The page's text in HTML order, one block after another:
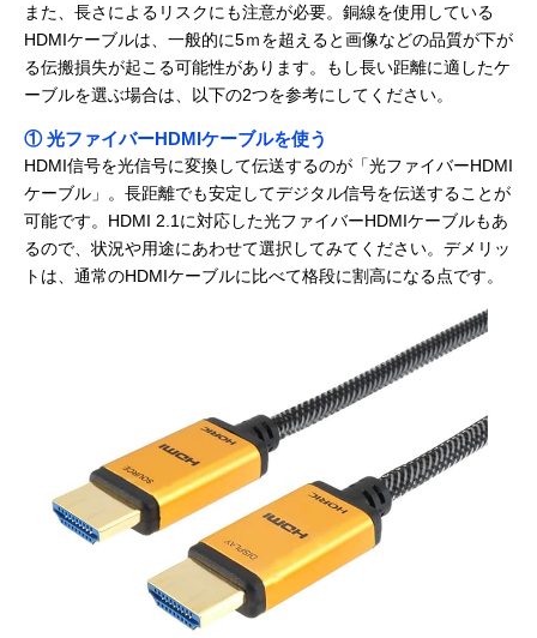
また、長さによるリスクにも注意が必要。銅線を使用している
HDMIケーブルは、一般的に5ｍを超えると画像などの品質が下が
る伝搬損失が起こる可能性があります。もし長い距離に適したケ
ーブルを選ぶ場合は、以下の2つを参考にしてください。
① 光ファイバーHDMIケーブルを使う
HDMI信号を光信号に変換して伝送するのが「光ファイバーHDMI
ケーブル」。長距離でも安定してデジタル信号を伝送することが
可能です。HDMI 2.1に対応した光ファイバーHDMIケーブルもあ
るので、状況や用途にあわせて選択してみてください。デメリッ
トは、通常のHDMIケーブルに比べて格段に割高になる点です。